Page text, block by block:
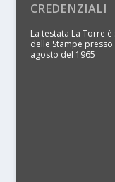
CREDENZIALI
La testata La Torre
delle Stampe
agosto del 1965